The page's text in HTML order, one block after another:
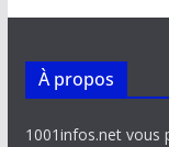
À propos
1001infos.net vous